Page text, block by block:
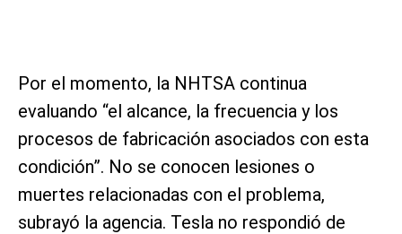
Por el momento, la NHTSA continua
evaluando “el alcance, la frecuencia y los
procesos de fabricación asociados con esta
condición”. No se conocen lesiones o
muertes relacionadas con el problema,
subrayó la agencia. Tesla no respondió de